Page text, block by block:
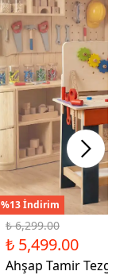
%13 İndirim
₺ 6,299.00
₺ 5,499.00
Ahşap Tamir